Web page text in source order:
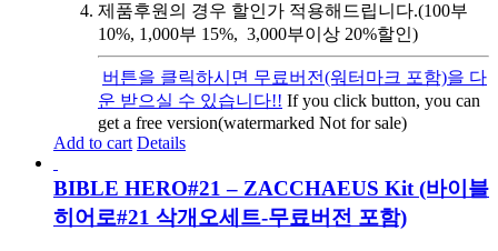
제품후원의 경우 할인가 적용해드립니다.(100부
10%, 1,000부 15%, 3,000부이상 20%할인)
버튼을 클릭하시면 무료버전(워터마크 포함)을 다
운 받으실 수 있습니다!! If you click button, you can
get a free version(watermarked Not for sale)
Add to cart Details
BIBLE HERO#21 – ZACCHAEUS Kit (바이블
히어로#21 삭개오세트-무료버전 포함)